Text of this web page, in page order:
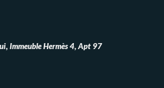
Immeuble Hermès 4, Apt 97